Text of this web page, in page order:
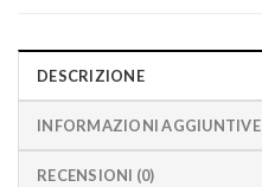
DESCRIZIONE
INFORMAZIONI AGGIUNTIVE
RECENSIONI (0)